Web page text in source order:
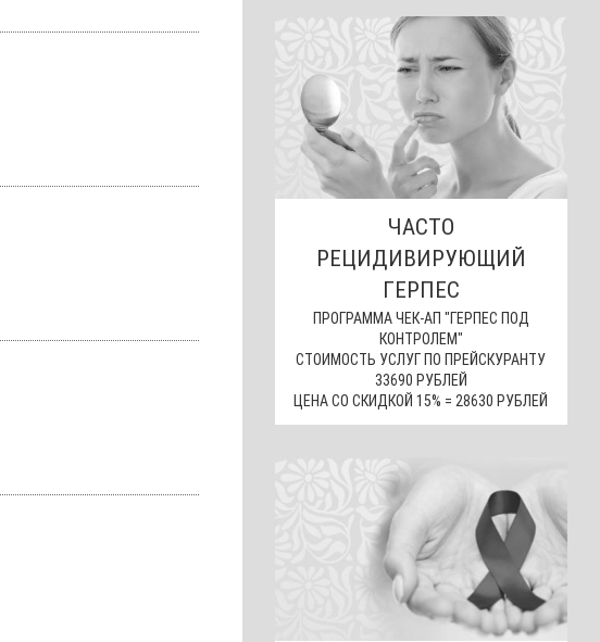
ЧАСТО
РЕЦИДИВИРУЮЩИЙ
ГЕРПЕС
ПРОГРАММА ЧЕК-АП "ГЕРПЕС ПОД
КОНТРОЛЕМ"
СТОИМОСТЬ УСЛУГ ПО ПРЕЙСКУРАНТУ
33690 РУБЛЕЙ
ЦЕНА СО СКИДКОЙ 15% = 28630 РУБЛЕЙ